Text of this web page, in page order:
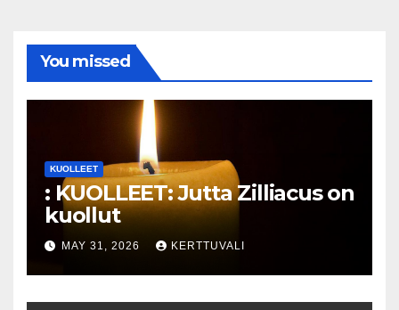
You missed
KUOLLEET
: KUOLLEET: Jutta Zilliacus on
kuollut
MAY 31, 2026 KERTTUVALI